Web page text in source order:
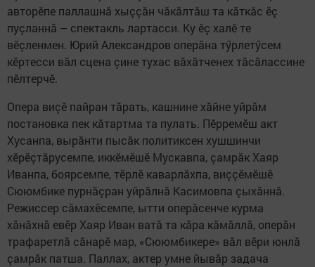
авторӗпе паллашнă хыççăн чăкăлтăш та кăткăс ӗç
пуçланнă – спектакль лартасси. Ку ӗç халӗ те
вӗçленмен. Юрий Александров оперăна тӳрлетӳсем
кӗртесси вăл сцена çине тухас вăхăтченех тăсăлассине
пӗлтерчӗ.
Опера виçӗ пайран тăрать, кашнине хăйне уйрăм
постановка пек кăтартма та пулать. Пӗрремӗш акт
Хусанпа, вырăнти пысăк политиксен хушшинчи
хӗрӗçтăрусемпе, иккӗмӗшӗ Мускавпа, çамрăк Хаяр
Иванпа, боярсемпе, тӗрлӗ каварлăхпа, виççӗмӗшӗ
Сююмбике пурнăçран уйрăлнă Касимовпа çыхăннă.
Режиссер сăмахӗсемпе, ытти оперăсенче курма
хăнăхнă евӗр Хаяр Иван ватă та кăра кăмăллă, оперăн
трафаретлă сăнарӗ мар, «Сююмбикере» вăл вӗри юнлă
çамрăк патша. Паллах, актер умне йывăр задача